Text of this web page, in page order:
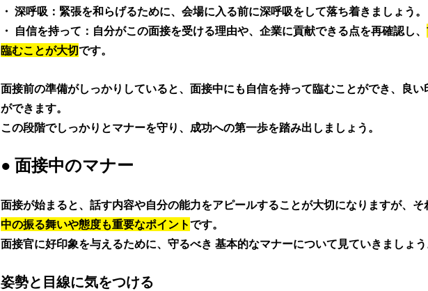
・ 深呼吸：緊張を和らげるために、会場に入る前に深呼吸をして落ち着きましょう。
・ 自信を持って：自分がこの面接を受ける理由や、企業に貢献できる点を再確認し、
臨むことが大切です。
面接前の準備がしっかりしていると、面接中にも自信を持って臨むことができ、良い
ができます。
この段階でしっかりとマナーを守り、成功への第一歩を踏み出しましょう。
● 面接中のマナー
面接が始まると、話す内容や自分の能力をアピールすることが大切になりますが、そ
中の振る舞いや態度も重要なポイントです。
面接官に好印象を与えるために、守るべき 基本的なマナーについて見ていきましょう
姿勢と目線に気をつける